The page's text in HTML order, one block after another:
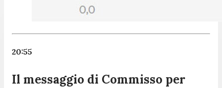
20:55
Il messaggio di Commisso per